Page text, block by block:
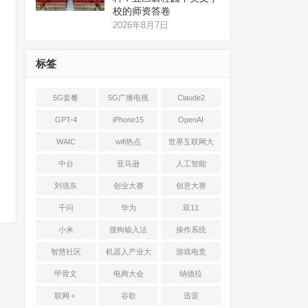
校的师资答卷
2026年8月7日
标签
5G套餐 5G广播电视 Claude2
GPT-4 iPhone15 OpenAI
WAIC wifi热点 世界互联网大
会
中台 亚马逊 人工智能
刘强东 创业大赛 创意大赛
千问 华为 双11
小米 搜狗输入法 操作系统
智慧社区 机器人产业大
会
游戏电竞
甲骨文 电商大会 纳德拉
联网＋ 谷歌 迅雷